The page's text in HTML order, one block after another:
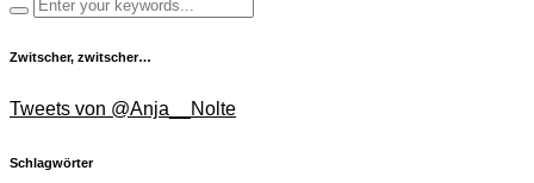
Zwitscher, zwitscher…
Tweets von @Anja__Nolte
Schlagwörter